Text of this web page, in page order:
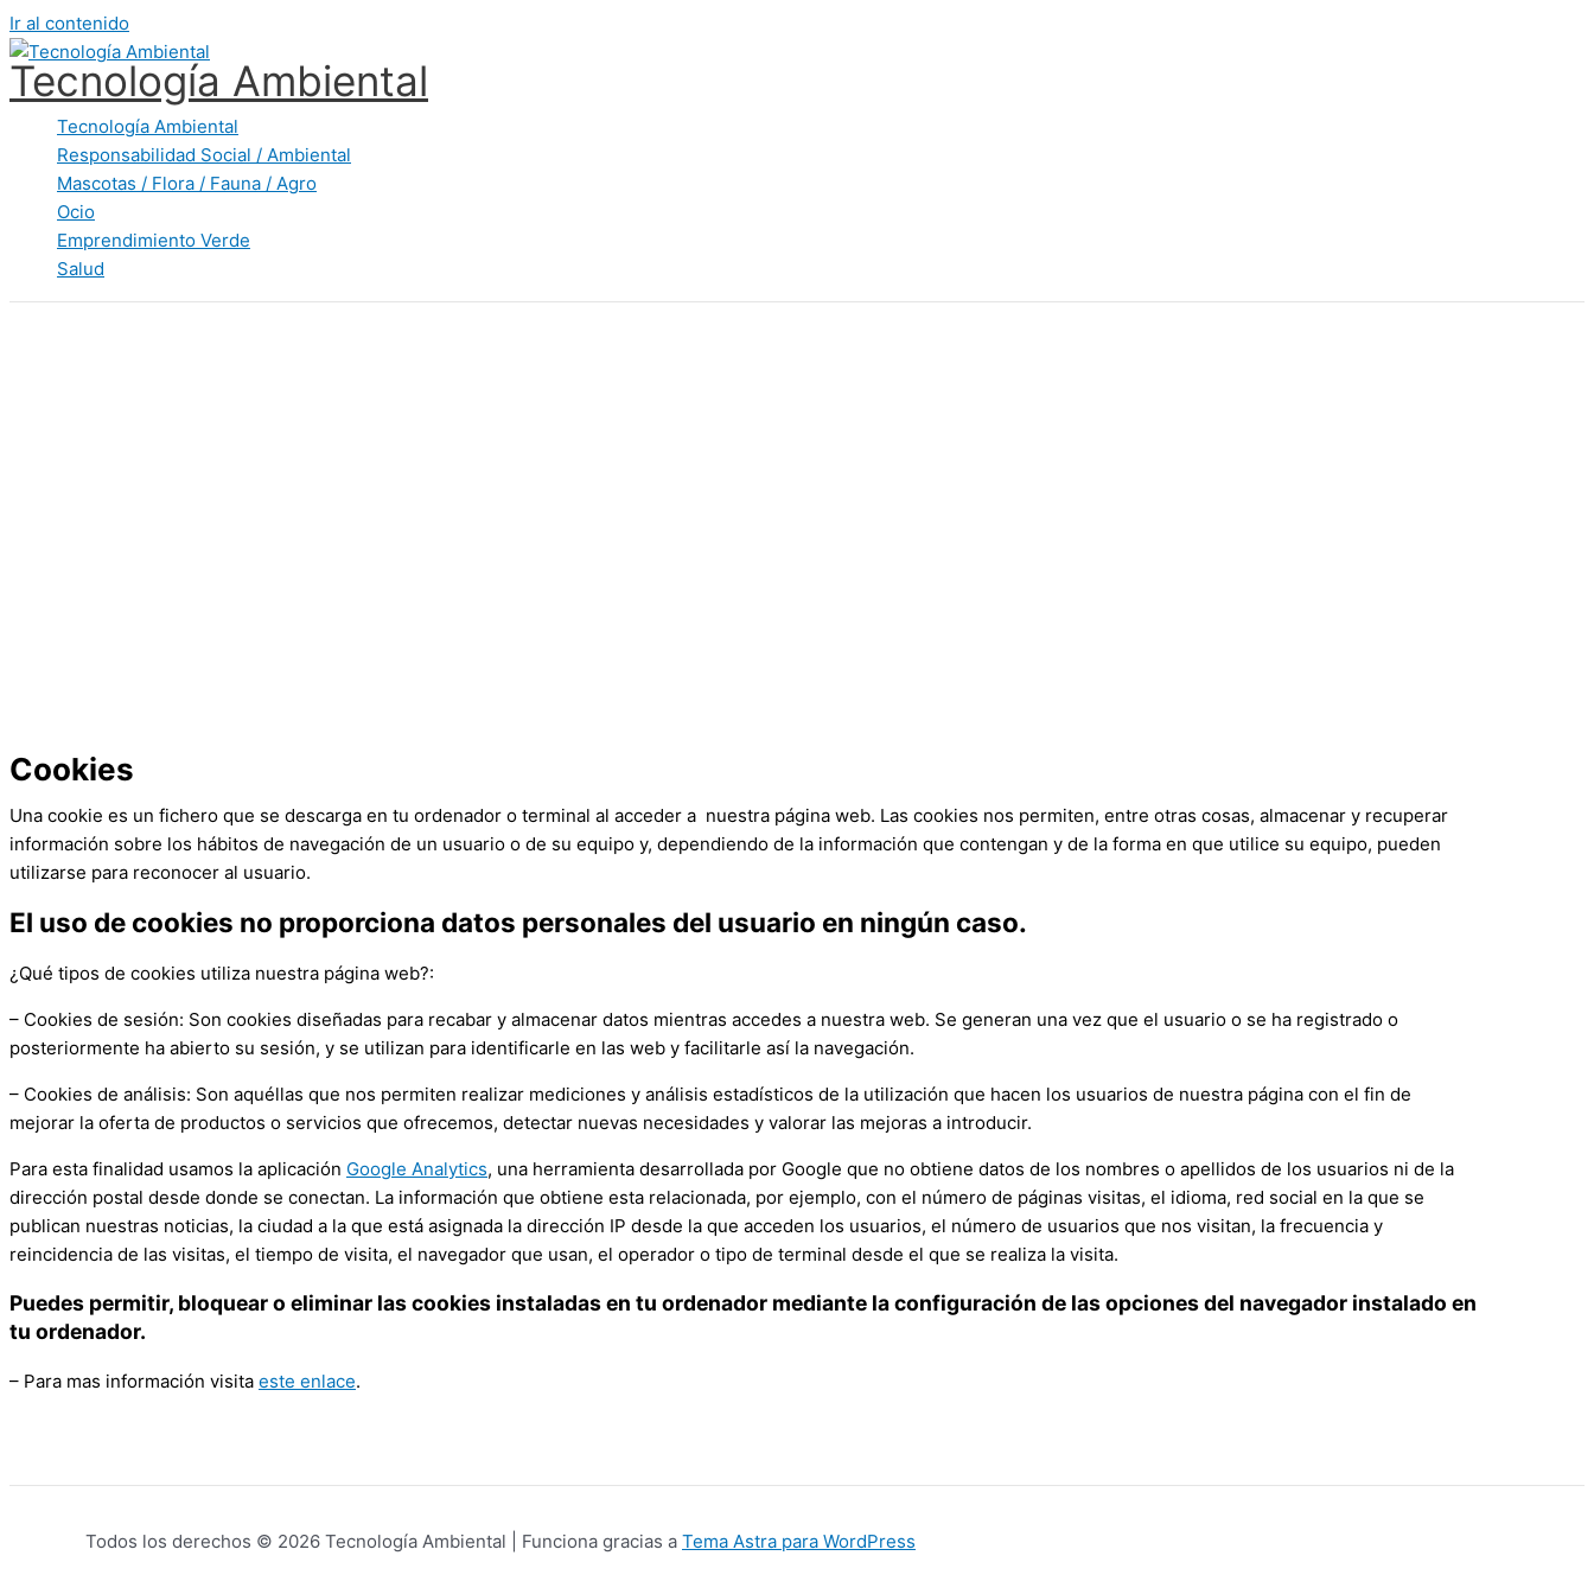
Ir al contenido
Tecnología Ambiental
Tecnología Ambiental
Responsabilidad Social / Ambiental
Mascotas / Flora / Fauna / Agro
Ocio
Emprendimiento Verde
Salud
Cookies
Una cookie es un fichero que se descarga en tu ordenador o terminal al acceder a nuestra página web. Las cookies nos permiten, entre otras cosas, almacenar y recuperar
información sobre los hábitos de navegación de un usuario o de su equipo y, dependiendo de la información que contengan y de la forma en que utilice su equipo, pueden
utilizarse para reconocer al usuario.
El uso de cookies no proporciona datos personales del usuario en ningún caso.
¿Qué tipos de cookies utiliza nuestra página web?:
– Cookies de sesión: Son cookies diseñadas para recabar y almacenar datos mientras accedes a nuestra web. Se generan una vez que el usuario o se ha registrado o
posteriormente ha abierto su sesión, y se utilizan para identificarle en las web y facilitarle así la navegación.
– Cookies de análisis: Son aquéllas que nos permiten realizar mediciones y análisis estadísticos de la utilización que hacen los usuarios de nuestra página con el fin de
mejorar la oferta de productos o servicios que ofrecemos, detectar nuevas necesidades y valorar las mejoras a introducir.
Para esta finalidad usamos la aplicación Google Analytics, una herramienta desarrollada por Google que no obtiene datos de los nombres o apellidos de los usuarios ni de la
dirección postal desde donde se conectan. La información que obtiene esta relacionada, por ejemplo, con el número de páginas visitas, el idioma, red social en la que se
publican nuestras noticias, la ciudad a la que está asignada la dirección IP desde la que acceden los usuarios, el número de usuarios que nos visitan, la frecuencia y
reincidencia de las visitas, el tiempo de visita, el navegador que usan, el operador o tipo de terminal desde el que se realiza la visita.
Puedes permitir, bloquear o eliminar las cookies instaladas en tu ordenador mediante la configuración de las opciones del navegador instalado en
tu ordenador.
– Para mas información visita este enlace.
Todos los derechos © 2026 Tecnología Ambiental | Funciona gracias a Tema Astra para WordPress